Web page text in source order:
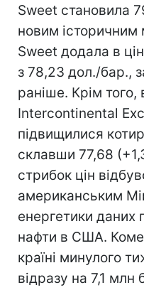
Sweet становила
новим
Sweet додала в
з 78,23 дол./бар.,
раніше. Крім того,
Intercontinental
підвищилися
склавши 77,68
стрибок цін
американським
енергетики даних
нафти в США.
країні минулого
відразу на 7,1 млн